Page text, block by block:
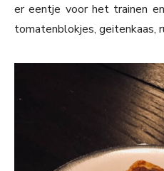
er eentje voor het trainen
tomatenblokjes, geitenkaas,